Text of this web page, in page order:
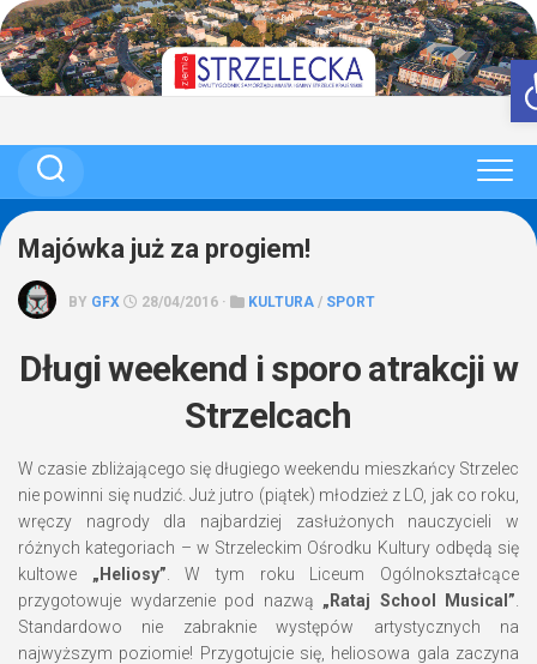
Skip
to
content
Majówka już za progiem!
BY GFX 28/04/2016 · KULTURA / SPORT
Długi weekend i sporo atrakcji w
Strzelcach
W czasie zbliżającego się długiego weekendu mieszkańcy Strzelec
nie powinni się nudzić. Już jutro (piątek) młodzież z LO, jak co roku,
wręczy nagrody dla najbardziej zasłużonych nauczycieli w
różnych kategoriach – w Strzeleckim Ośrodku Kultury odbędą się
kultowe „Heliosy” . W tym roku Liceum Ogólnokształcące
przygotowuje wydarzenie pod nazwą „Rataj School Musical”
Standardowo nie zabraknie występów artystycznych na
najwyższym poziomie! Przygotujcie się, heliosowa gala zaczyna